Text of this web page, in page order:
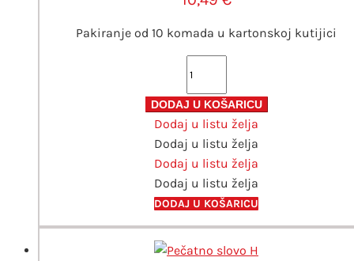
Pakiranje od 10 komada u kartonskoj kutijici
vosak
za
toplo
pečaćenje
količina
DODAJ U KOŠARICU
Dodaj u listu želja
Dodaj u listu želja
Dodaj u listu želja
Dodaj u listu želja
DODAJ U KOŠARICU